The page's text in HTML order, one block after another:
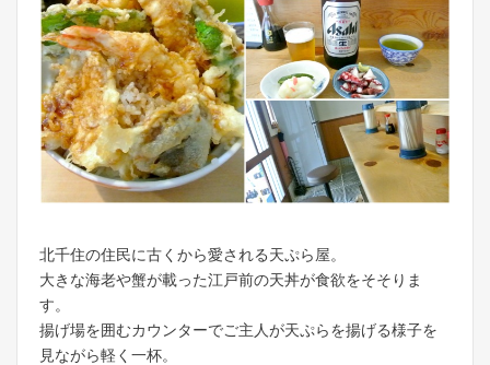
北千住の住民に古くから愛される天ぷら屋。
大きな海老や蟹が載った江戸前の天丼が食欲をそそりま
す。
揚げ場を囲むカウンターでご主人が天ぷらを揚げる様子を
見ながら軽く一杯。